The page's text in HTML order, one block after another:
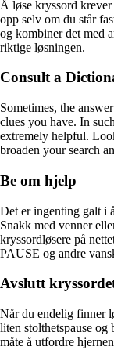
Å løse kryssord
opp selv om du står
og kombiner det med
riktige løsningen.
Consult a
Sometimes, the
clues you have. In
extremely helpful.
broaden your search
Be om hjelp
Det er ingenting galt i
Snakk med venner
kryssordløsere på
PAUSE og andre
Avslutt
Når du endelig finner
liten stolthetspause og
måte å utfordre